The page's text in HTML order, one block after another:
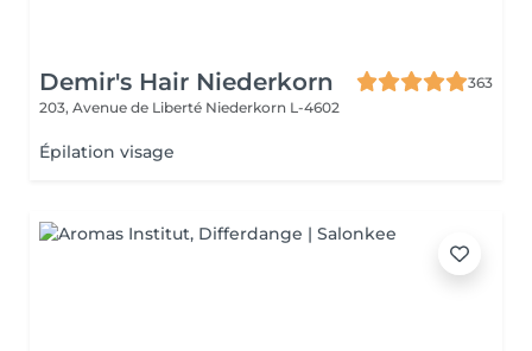
Demir's Hair Niederkorn
363
203, Avenue de Liberté Niederkorn L-4602
Épilation visage